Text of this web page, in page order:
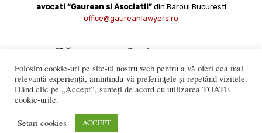
avocati “Gaurean si Asociatii” din Baroul Bucuresti
office@gaureanlawyers.ro
numai cu acordul expres al Bistriteanul.Ro. © Copyright 2008 -
2021 Bistrițeanul.ro
Folosim cookie-uri pe site-ul nostru web pentru a vă oferi cea mai
relevantă experiență, amintindu-vă preferințele și repetând vizitele.
Dând clic pe „Accept”, sunteți de acord cu utilizarea TOATE
cookie-urile.
Setari cookies ACCEPT